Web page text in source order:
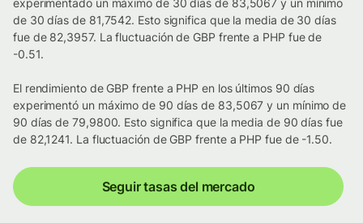
experimentado un máximo de 30 días de 83,5067 y un mínimo
de 30 días de 81,7542. Esto significa que la media de 30 días
fue de 82,3957. La fluctuación de GBP frente a PHP fue de
-0.51.
El rendimiento de GBP frente a PHP en los últimos 90 días
experimentó un máximo de 90 días de 83,5067 y un mínimo de
90 días de 79,9800. Esto significa que la media de 90 días fue
de 82,1241. La fluctuación de GBP frente a PHP fue de -1.50.
Seguir tasas del mercado